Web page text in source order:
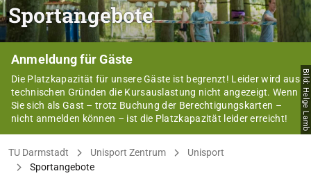
Sportangebote
Anmeldung für Gäste
Die Platzkapazität für unsere Gäste ist begrenzt! Leider wird aus
technischen Gründen die Kursauslastung nicht angezeigt. Wenn
Sie sich als Gast – trotz Buchung der Berechtigungskarten –
nicht anmelden können – ist die Platzkapazität leider erreicht!
Bild: Helge Lamb
Sie befinden sich hier:
TU Darmstadt Unisport Zentrum
Unisport
Sportangebote